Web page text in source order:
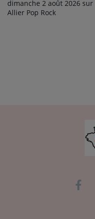
dimanche 2 août 2026 sur
Allier Pop Rock